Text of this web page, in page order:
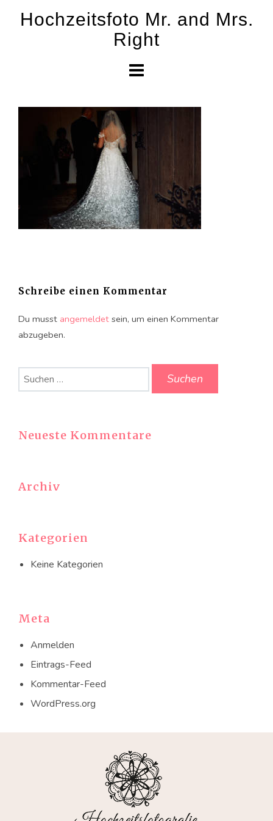
Hochzeitsfoto Mr. and Mrs.
Right
Schreibe einen Kommentar
Du musst angemeldet sein, um einen Kommentar
abzugeben.
Suchen
nach:
Neueste Kommentare
Archiv
Kategorien
Keine Kategorien
Meta
Anmelden
Eintrags-Feed
Kommentar-Feed
WordPress.org